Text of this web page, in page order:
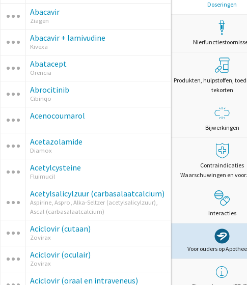
Abacavir
Ziagen
Abacavir + lamivudine
Kivexa
Abatacept
Orencia
Abrocitinib
Cibinqo
Acenocoumarol
Acetazolamide
Diamox
Acetylcysteine
Fluimucil
Acetylsalicylzuur (carbasalaatcalcium)
Aspirine, Aspro, Alka-Seltzer (acetylsalicylzuur),
Ascal (carbasalaatcalcium)
Aciclovir (cutaan)
Zovirax
Aciclovir (oculair)
Zovirax
Aciclovir (oraal en intraveneus)
Doseringen
Produkten, hulpstoffen,
tekorten
Bijwerkingen
Contraindicaties
Waarschuwingen en
Interacties
Voor ouders op